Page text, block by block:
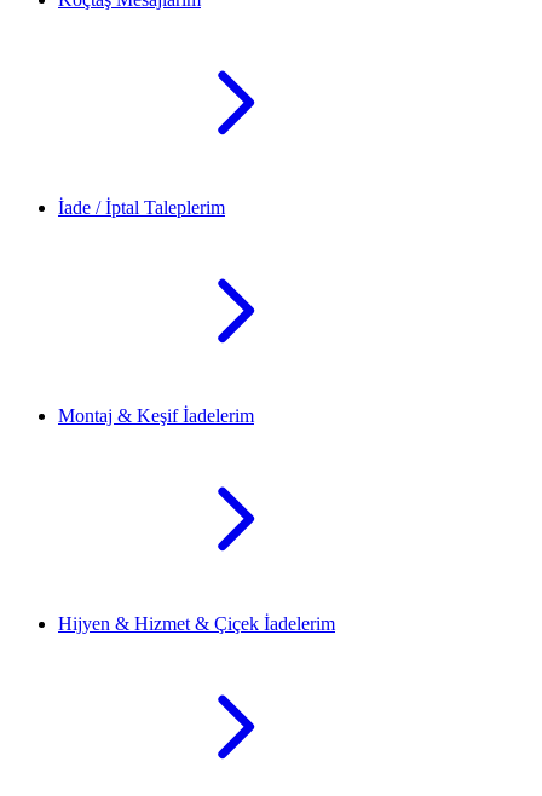
İade / İptal Taleplerim
Montaj & Keşif İadelerim
Hijyen & Hizmet & Çiçek İadelerim